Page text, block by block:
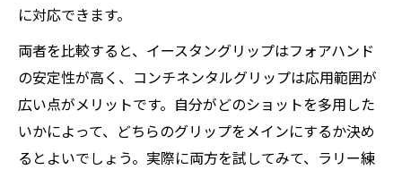
に対応できます。
両者を比較すると、イースタングリップはフォアハンド
の安定性が高く、コンチネンタルグリップは応用範囲が
広い点がメリットです。自分がどのショットを多用した
いかによって、どちらのグリップをメインにするか決め
るとよいでしょう。実際に両方を試してみて、ラリー練